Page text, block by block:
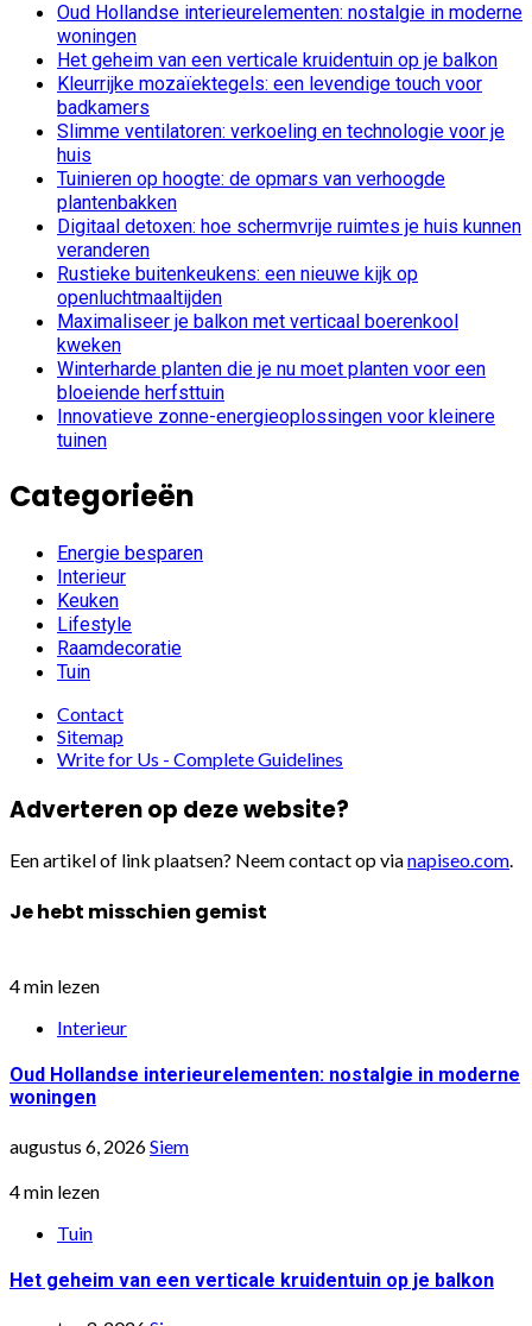
Oud Hollandse interieurelementen: nostalgie in moderne
woningen
Het geheim van een verticale kruidentuin op je balkon
Kleurrijke mozaïektegels: een levendige touch voor
badkamers
Slimme ventilatoren: verkoeling en technologie voor je
huis
Tuinieren op hoogte: de opmars van verhoogde
plantenbakken
Digitaal detoxen: hoe schermvrije ruimtes je huis kunnen
veranderen
Rustieke buitenkeukens: een nieuwe kijk op
openluchtmaaltijden
Maximaliseer je balkon met verticaal boerenkool
kweken
Winterharde planten die je nu moet planten voor een
bloeiende herfsttuin
Innovatieve zonne-energieoplossingen voor kleinere
tuinen
Categorieën
Energie besparen
Interieur
Keuken
Lifestyle
Raamdecoratie
Tuin
Contact
Sitemap
Write for Us - Complete Guidelines
Adverteren op deze website?
Een artikel of link plaatsen? Neem contact op vianapiseo.com.
Je hebt misschien gemist
4 min lezen
Interieur
Oud Hollandse interieurelementen: nostalgie in moderne
woningen
augustus 6, 2026Siem
4 min lezen
Tuin
Het geheim van een verticale kruidentuin op je balkon